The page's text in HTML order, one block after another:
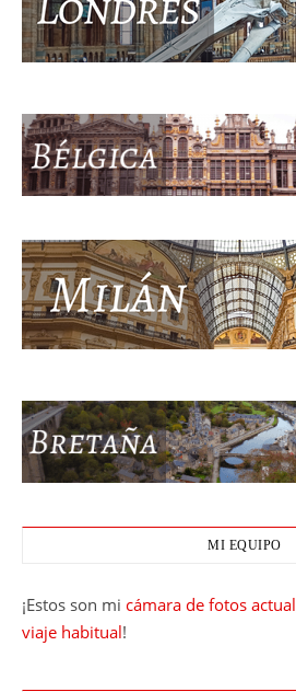
MI EQUIPO
¡Estos son mi cámara de fotos actual
viaje habitual!